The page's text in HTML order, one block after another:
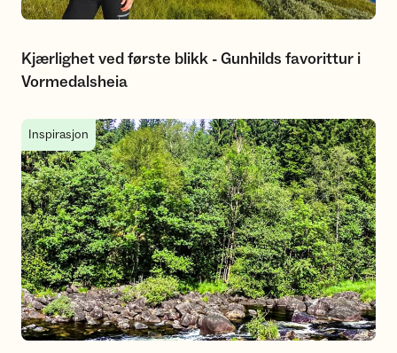
Kjærlighet ved første blikk - Gunhilds favorittur i
Vormedalsheia
7 skjulte badeplasser i Rogaland – perfekte turmål med et
Inspirasjon